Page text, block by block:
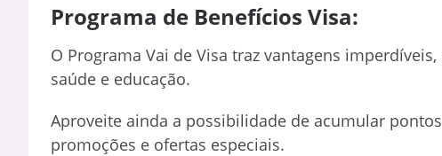
Programa de Benefícios Visa:
O Programa Vai de Visa traz vantagens
saúde e educação.
Aproveite ainda a possibilidade de acumular
promoções e ofertas especiais.